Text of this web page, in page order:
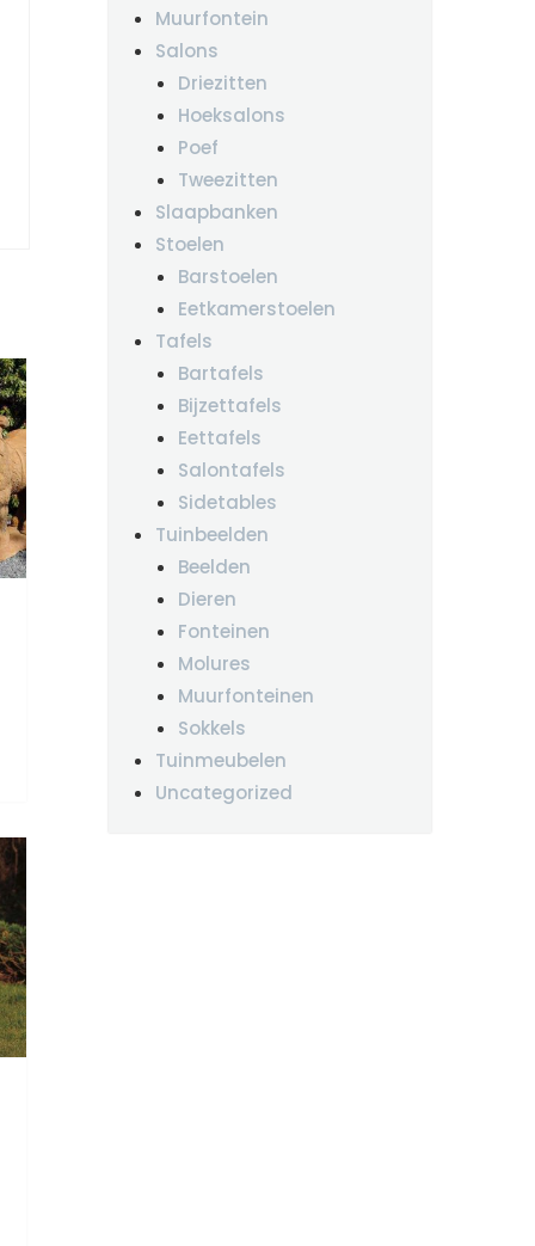
Muurfontein
Salons
Driezitten
Hoeksalons
Poef
Tweezitten
Slaapbanken
Stoelen
Barstoelen
Eetkamerstoelen
Tafels
Bartafels
Bijzettafels
Eettafels
Salontafels
Sidetables
Tuinbeelden
Beelden
Dieren
Fonteinen
Molures
Muurfonteinen
Sokkels
Tuinmeubelen
Uncategorized